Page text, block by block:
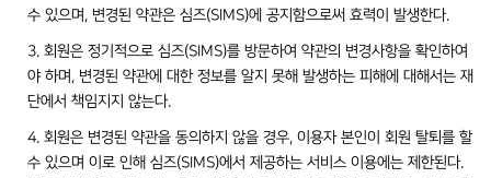
수 있으며, 변경된 약관은 심즈(SIMS)에 공지함으로써 효력이 발생한다.
3. 회원은 정기적으로 심즈(SIMS)를 방문하여 약관의 변경사항을 확인하여
야 하며, 변경된 약관에 대한 정보를 알지 못해 발생하는 피해에 대해서는 재
단에서 책임지지 않는다.
4. 회원은 변경된 약관을 동의하지 않을 경우, 이용자 본인이 회원 탈퇴를 할
수 있으며 이로 인해 심즈(SIMS)에서 제공하는 서비스 이용에는 제한된다.